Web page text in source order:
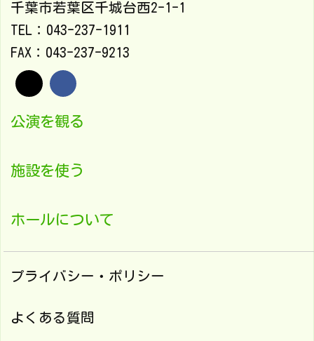
千葉市若葉区千城台西2-1-1
TEL：043-237-1911
FAX：043-237-9213
公演を観る
施設を使う
ホールについて
プライバシー・ポリシー
よくある質問